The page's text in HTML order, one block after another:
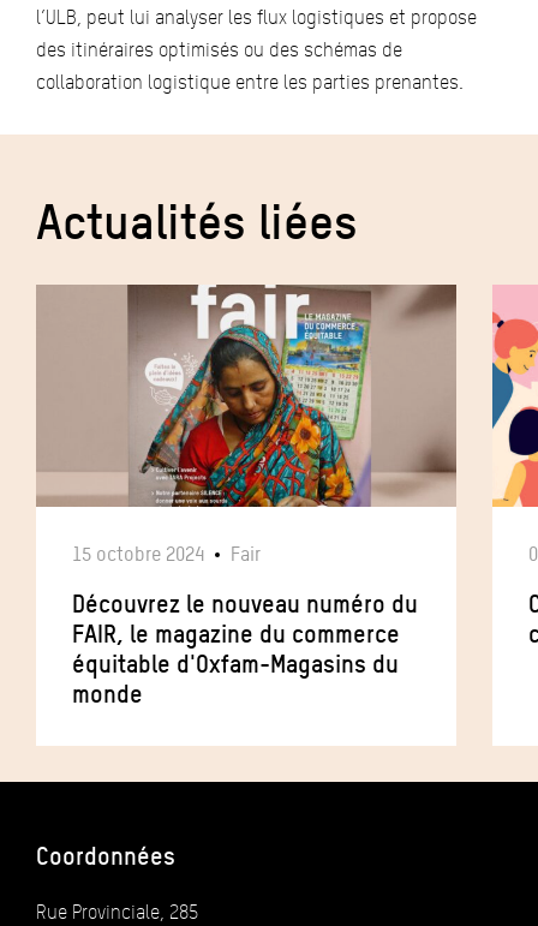
l’ULB, peut lui analyser les flux logistiques et propose
des itinéraires optimisés ou des schémas de
collaboration logistique entre les parties prenantes.
Actualités liées
15 octobre 2024 Fair
Découvrez le nouveau numéro du
FAIR, le magazine du commerce
équitable d'Oxfam-Magasins du
monde
Coordonnées
Rue Provinciale, 285